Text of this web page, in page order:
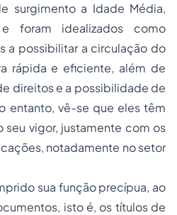
surgimento a Idade Média,
foram idealizados como
a possibilitar a circulação do
rápida e eficiente, além de
direitos e a possibilidade de
entanto, vê-se que eles têm
vigor, justamente com os
notadamente no setor
sua função precípua, ao
isto é, os títulos de